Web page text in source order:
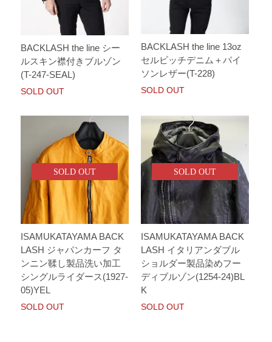
BACKLASH the line シー
ルスキン襟付きブルゾン
(T-247-SEAL)
SOLD OUT
BACKLASH the line 13oz
セルビッチデニム＋パイ
ソンレザー(T-228)
SOLD OUT
SOLD OUT
ISAMUKATAYAMA BACK
LASH ジャパンカーフ タ
ンニン鞣し製品洗い加工
シングルライダース(1927-
05)YEL
SOLD OUT
SOLD OUT
ISAMUKATAYAMA BACK
LASH イタリアンダブル
ショルダー製品染めフー
ディブルゾン(1254-24)BL
K
SOLD OUT